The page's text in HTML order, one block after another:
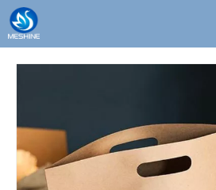
Productos
Contacto
Blogs